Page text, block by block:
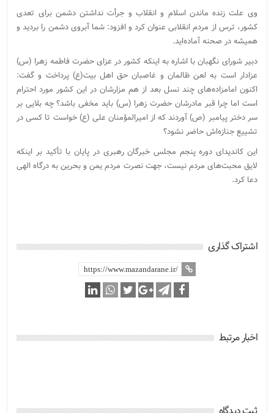
وی علت زنده ماندن اسلام و انقلاب و جرأت نداشتن دشمن برای تعدی
کشور، ترس از مردم انقلابی عنوان کرد و افزود: شما آبروی دشمن را بردید و
همیشه در صحنه آماده‌اید.
دبیر شورای نگهبان با اشاره به اینکه کشور در عزای حضرت فاطمه زهرا (س)
عزادار است به لعن ظالمان و غاصبان حق اهل بیت(ع) پرداخت و گفت:
اکنون امامزاده‌های چند نسل بعد از هم مزارشان در این کشور مورد احترام
است اما چرا قبر مادرشان حضرت زهرا (س) باید مخفی باشد؟ چه بلایی بر
سر دختر پیامبر (ص) آوردند که از امیرالمؤمنان علی (ع) خواست تا کسی در
تشییع جنازه‌اش حاضر نشود؟
این کاندیدای دوره پنجم مجلس خبرگان رهبری در پایان با تأکید بر اینکه
لایق محبت‌های مردم نیست، جهت نصرت مردم یمن و بحرین به درگاه الهی
دعا کرد.
اشتراک گذاری
اخبار مرتبط